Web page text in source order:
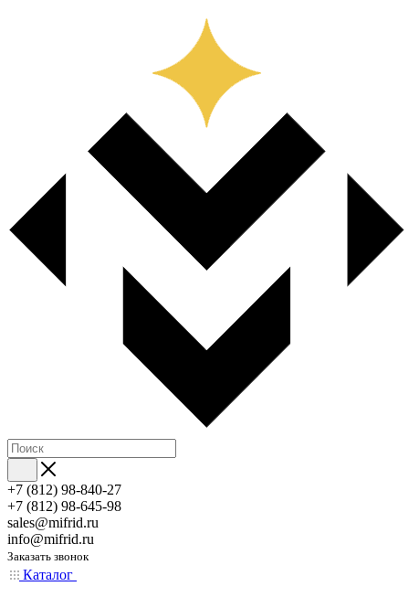
+7 (812) 98-840-27
+7 (812) 98-645-98
sales@mifrid.ru
info@mifrid.ru
Заказать звонок
Каталог